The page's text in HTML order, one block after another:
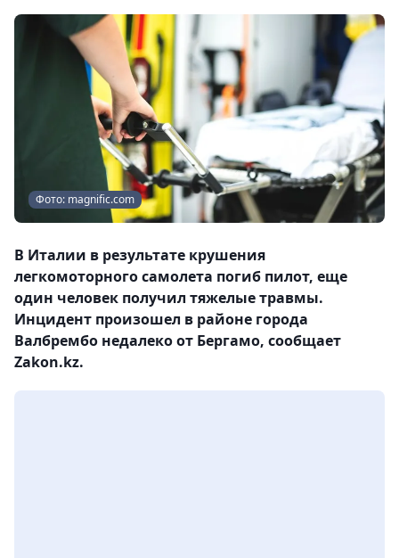
Фото: magnific.com
В Италии в результате крушения
легкомоторного самолета погиб пилот, еще
один человек получил тяжелые травмы.
Инцидент произошел в районе города
Валбрембо недалеко от Бергамо, сообщает
Zakon.kz.